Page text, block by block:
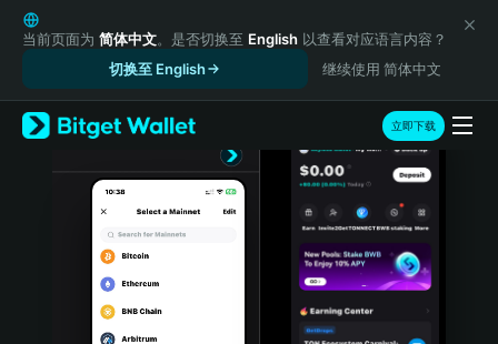
English
日本語
Русский
Español (Latinoamérica)
Türkçe
Português (Portugal)
Bahasa Indonesia
当前页面为 简体中文。是否切换至 English 以查看对应语言内容？
切换至 English
继续使用 简体中文
立即下载